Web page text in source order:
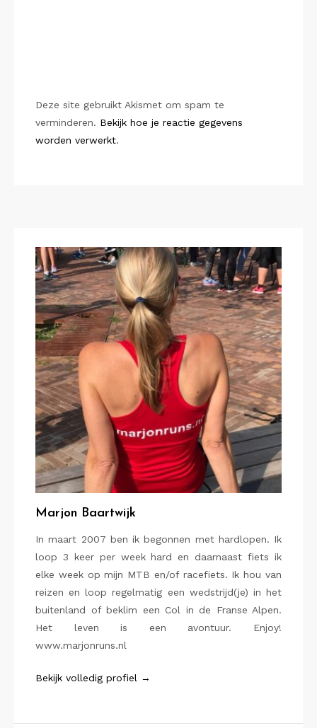
Deze site gebruikt Akismet om spam te
verminderen. Bekijk hoe je reactie gegevens
worden verwerkt.
Marjon Baartwijk
In maart 2007 ben ik begonnen met hardlopen. Ik
loop 3 keer per week hard en daarnaast fiets ik
elke week op mijn MTB en/of racefiets. Ik hou van
reizen en loop regelmatig een wedstrijd(je) in het
buitenland of beklim een Col in de Franse Alpen.
Het leven is een avontuur. Enjoy!
www.marjonruns.nl
Bekijk volledig profiel →